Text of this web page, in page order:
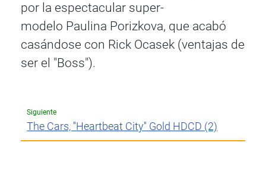
por la espectacular super-
modelo Paulina Porizkova, que acabó
casándose con Rick Ocasek (ventajas de
ser el "Boss").
Siguiente
The Cars, ''Heartbeat City'' Gold HDCD (2)